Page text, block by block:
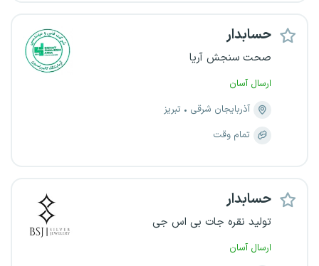
حسابدار
صحت سنجش آریا
ارسال آسان
آذربایجان شرقی
تبریز
تمام وقت
حسابدار
تولید نقره جات بی اس جی
ارسال آسان